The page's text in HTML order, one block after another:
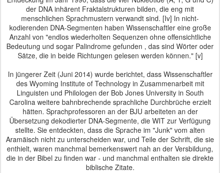
der DNA inhärent Fraktalstrukturen bilden, die eng mit
menschlichen Sprachmustern verwandt sind. [Iv] In nicht-
kodierenden DNA-Segmenten haben Wissenschaftler eine große
Anzahl von "endlos wiederholten Sequenzen ohne offensichtliche
Bedeutung und sogar Palindrome gefunden , das sind Wörter oder
Sätze, die in beide Richtungen gelesen werden können." [v]
In jüngerer Zeit (Juni 2014) wurde berichtet, dass Wissenschaftler
des Wyoming Institute of Technology in Zusammenarbeit mit
Linguisten und Philologen der Bob Jones University in South
Carolina weitere bahnbrechende sprachliche Durchbrüche erzielt
hätten. Sprachprofessoren an der BJU arbeiteten an der
Übersetzung dekodierter DNA-Segmente, die WIT zur Verfügung
stellte. Sie entdeckten, dass die Sprache im "Junk" vom alten
Aramäisch nicht zu unterscheiden war, und Teile der Schrift, die sie
enthielt, waren manchmal bemerkenswert nah an der Versbildung,
die in der Bibel zu finden war - und manchmal enthalten sie direkte
biblische Zitate.